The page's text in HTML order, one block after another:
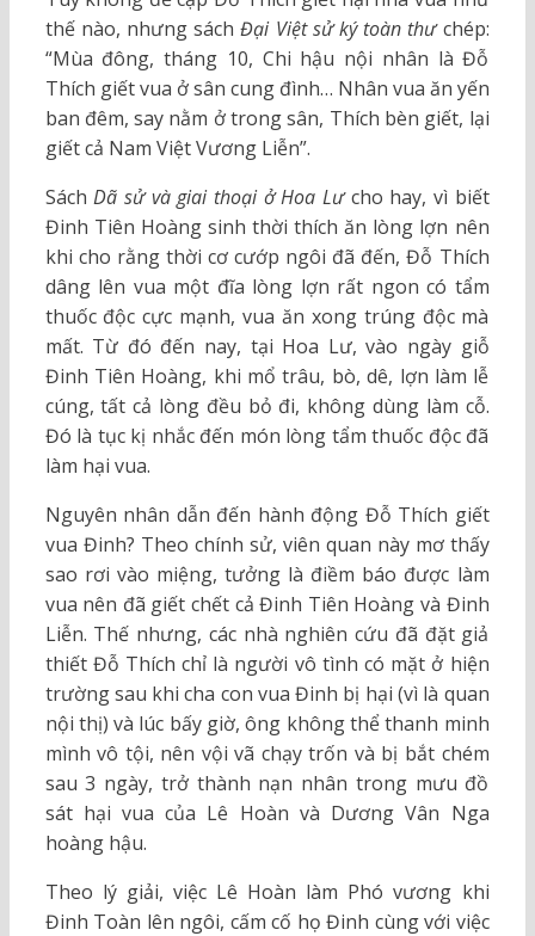
thế nào, nhưng sáchĐại Việt sử ký toàn thưchép:
“Mùa đông, tháng 10, Chi hậu nội nhân là Đỗ
Thích giết vua ở sân cung đình… Nhân vua ăn yến
ban đêm, say nằm ở trong sân, Thích bèn giết, lại
giết cả Nam Việt Vương Liễn”.
SáchDã sử và giai thoại ở Hoa Lưcho hay, vì biết
Đinh Tiên Hoàng sinh thời thích ăn lòng lợn nên
khi cho rằng thời cơ cướp ngôi đã đến, Đỗ Thích
dâng lên vua một đĩa lòng lợn rất ngon có tẩm
thuốc độc cực mạnh, vua ăn xong trúng độc mà
mất. Từ đó đến nay, tại Hoa Lư, vào ngày giỗ
Đinh Tiên Hoàng, khi mổ trâu, bò, dê, lợn làm lễ
cúng, tất cả lòng đều bỏ đi, không dùng làm cỗ.
Đó là tục kị nhắc đến món lòng tẩm thuốc độc đã
làm hại vua.
Nguyên nhân dẫn đến hành động Đỗ Thích giết
vua Đinh? Theo chính sử, viên quan này mơ thấy
sao rơi vào miệng, tưởng là điềm báo được làm
vua nên đã giết chết cả Đinh Tiên Hoàng và Đinh
Liễn. Thế nhưng, các nhà nghiên cứu đã đặt giả
thiết Đỗ Thích chỉ là người vô tình có mặt ở hiện
trường sau khi cha con vua Đinh bị hại (vì là quan
nội thị) và lúc bấy giờ, ông không thể thanh minh
mình vô tội, nên vội vã chạy trốn và bị bắt chém
sau 3 ngày, trở thành nạn nhân trong mưu đồ
sát hại vua của Lê Hoàn và Dương Vân Nga
hoàng hậu.
Theo lý giải, việc Lê Hoàn làm Phó vương khi
Đinh Toàn lên ngôi, cấm cố họ Đinh cùng với việc